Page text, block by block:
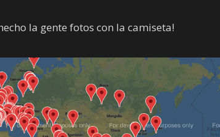
la gente fotos con la camiseta!